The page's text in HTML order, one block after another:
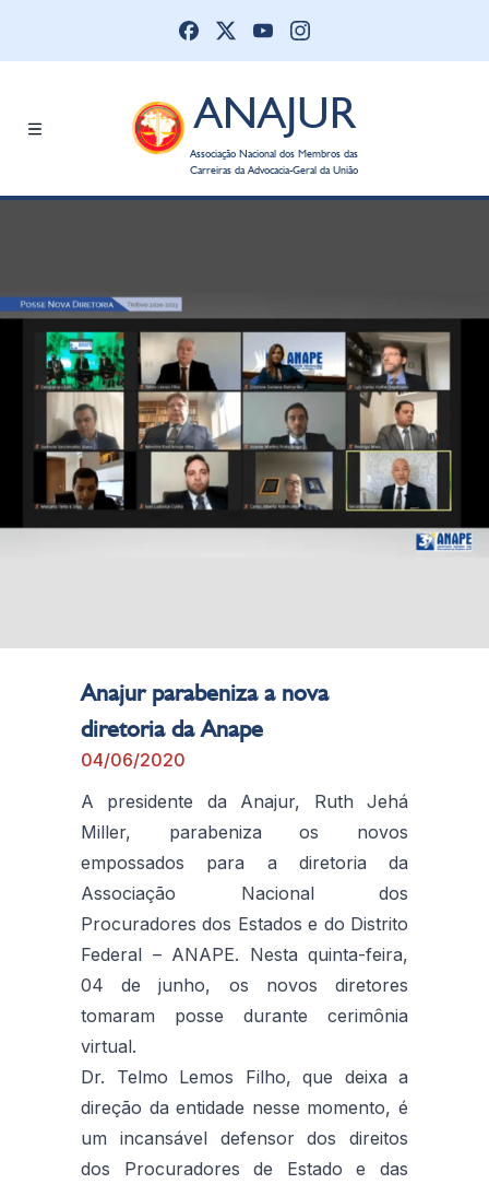
ANAJUR
Associação Nacional dos Membros das
Carreiras da Advocacia-Geral da União
Anajur parabeniza a nova
diretoria da Anape
04/06/2020
A presidente da Anajur, Ruth Jehá
Miller, parabeniza os novos
empossados para a diretoria da
Associação Nacional dos
Procuradores dos Estados e do Distrito
Federal – ANAPE. Nesta quinta-feira,
04 de junho, os novos diretores
tomaram posse durante cerimônia
virtual.
Dr. Telmo Lemos Filho, que deixa a
direção da entidade nesse momento, é
um incansável defensor dos direitos
dos Procuradores de Estado e das